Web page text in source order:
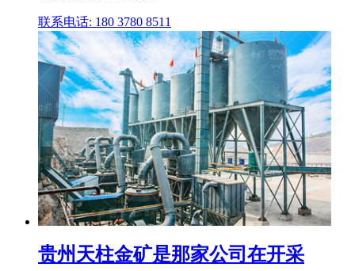
联系电话: 180 3780 8511
贵州天柱金矿是那家公司在开采